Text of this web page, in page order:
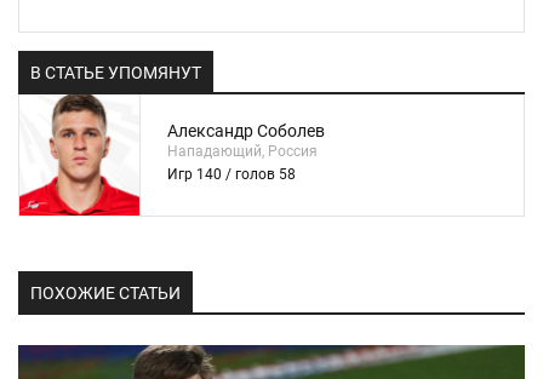
В СТАТЬЕ УПОМЯНУТ
Александр Соболев
Нападающий, Россия
Игр 140 / голов 58
ПОХОЖИЕ СТАТЬИ